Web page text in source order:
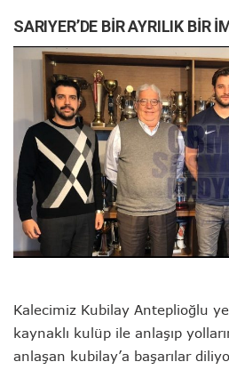
SARIYER’DE BİR AYRILIK BİR
Kalecimiz Kubilay Anteplioğlu
kaynaklı kulüp ile anlaşıp
anlaşan kubilay’a başarılar